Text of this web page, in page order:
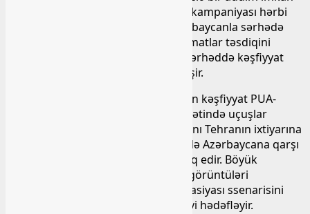
verir ki, İranın Azərbaycan əleyhinə kampaniyası hərbi
təhdidlərlə davam etsin. İranın Azərbaycanla sərhədə
qoşun cəmləməsi haqqındakı məlumatlar təsdiqini
tapmasa da, Tehran Azərbaycanla sərhəddə kəşfiyyat
uçuşlarının sayının artırdığı dəqiqləşir.
Bu tərəfdən də artıq Ermənistan İran kəşfiyyat PUA-
larının Azərbaycanla sərhəd istiqamətində uçuşlar
həyata keçirməsi üçün hava məkanını Tehranın ixtiyarına
verməsi İrəvanın müxtəlif cəbhələrdə Azərbaycana qarşı
müharibə hazırlığı gördüyünü təsdiq edir. Böyük
ehtimalla İran səmadan əldə etdiyi görüntüləri
Azərbaycan-Ermənistan hərbi eskalasiyası ssenarisini
göz önündə tutaraq İrəvana verməyi hədəfləyir.